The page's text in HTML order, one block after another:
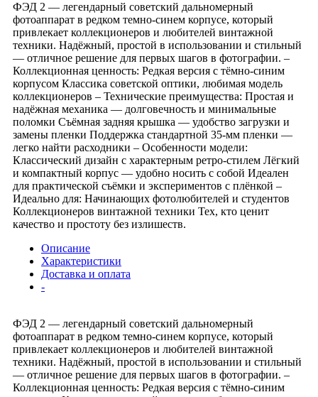
ФЭД 2 — легендарный советский дальномерный
фотоаппарат в редком темно-синем корпусе, который
привлекает коллекционеров и любителей винтажной
техники. Надёжный, простой в использовании и стильный
— отличное решение для первых шагов в фотографии. –
Коллекционная ценность: Редкая версия с тёмно-синим
корпусом Классика советской оптики, любимая модель
коллекционеров – Технические преимущества: Простая и
надёжная механика — долговечность и минимальные
поломки Съёмная задняя крышка — удобство загрузки и
замены пленки Поддержка стандартной 35-мм пленки —
легко найти расходники – Особенности модели:
Классический дизайн с характерным ретро-стилем Лёгкий
и компактный корпус — удобно носить с собой Идеален
для практической съёмки и экспериментов с плёнкой –
Идеально для: Начинающих фотолюбителей и студентов
Коллекционеров винтажной техники Тех, кто ценит
качество и простоту без излишеств.
Описание
Характеристики
Доставка и оплата
-
ФЭД 2 — легендарный советский дальномерный
фотоаппарат в редком темно-синем корпусе, который
привлекает коллекционеров и любителей винтажной
техники. Надёжный, простой в использовании и стильный
— отличное решение для первых шагов в фотографии. –
Коллекционная ценность: Редкая версия с тёмно-синим